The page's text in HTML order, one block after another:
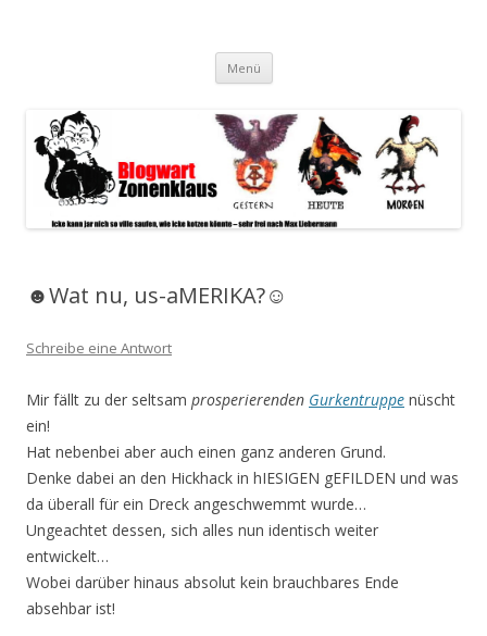
spiegeln im wesentlichen den Gesundheitszustand dieser unserer
Menü Zum
springen
☻Wat nu, us-aMERIKA?☺
Schreibe eine Antwort
Mir fällt zu der seltsam prosperierenden Gurkentruppe nüscht
ein!
Hat nebenbei aber auch einen ganz anderen Grund.
Denke dabei an den Hickhack in hIESIGEN gEFILDEN und was
da überall für ein Dreck angeschwemmt wurde…
Ungeachtet dessen, sich alles nun identisch weiter
entwickelt…
Wobei darüber hinaus absolut kein brauchbares Ende
absehbar ist!